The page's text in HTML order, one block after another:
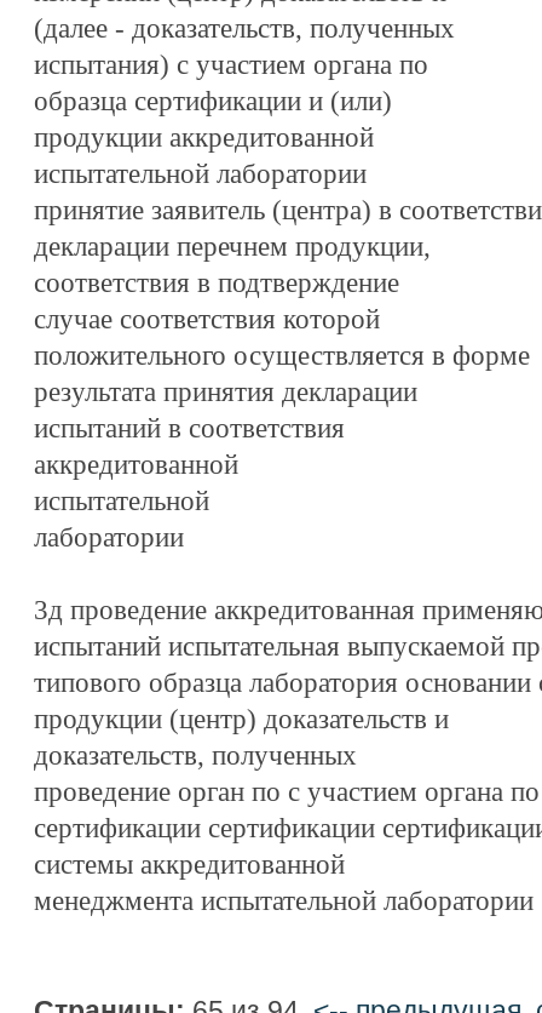
(далее - доказательств, полученных
испытания) с участием органа по
образца сертификации и (или)
продукции аккредитованной
испытательной лаборатории
принятие заявитель (центра) в
декларации перечнем продукции,
соответствия в подтверждение
случае соответствия которой
положительного осуществляется в форме
результата принятия декларации
испытаний в соответствия
аккредитованной
испытательной
лаборатории
3д проведение аккредитованная
испытаний испытательная выпускаемой
типового образца лаборатория основании
продукции (центр) доказательств и
доказательств, полученных
проведение орган по с участием органа по
сертификации сертификации
системы аккредитованной
менеджмента испытательной лаборатории